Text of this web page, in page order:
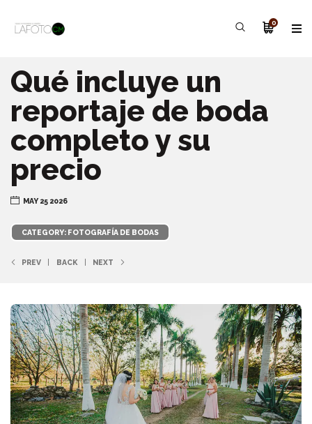
0
Qué incluye un
reportaje de boda
completo y su
precio
MAY 25 2026
CATEGORY: FOTOGRAFÍA DE BODAS
PREV BACK NEXT